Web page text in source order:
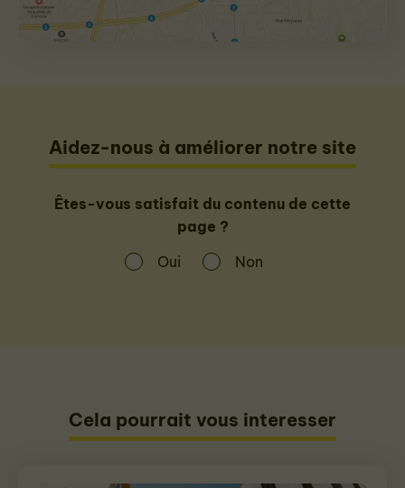
Aidez-nous à améliorer notre site
Êtes-vous satisfait du contenu de cette
page ?
Oui
Non
Cela pourrait vous interesser